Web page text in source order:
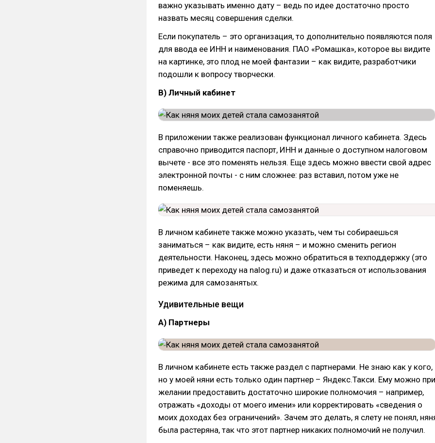
важно указывать именно дату – ведь по идее достаточно просто
назвать месяц совершения сделки.
Если покупатель – это организация, то дополнительно появляются поля
для ввода ее ИНН и наименования. ПАО «Ромашка», которое вы видите
на картинке, это плод не моей фантазии – как видите, разработчики
подошли к вопросу творчески.
В) Личный кабинет
В приложении также реализован функционал личного кабинета. Здесь
справочно приводится паспорт, ИНН и данные о доступном налоговом
вычете - все это поменять нельзя. Еще здесь можно ввести свой адрес
электронной почты - с ним сложнее: раз вставил, потом уже не
поменяешь.
В личном кабинете также можно указать, чем ты собираешься
заниматься – как видите, есть няня – и можно сменить регион
деятельности. Наконец, здесь можно обратиться в техподдержку (это
приведет к переходу на nalog.ru) и даже отказаться от использования
режима для самозанятых.
Удивительные вещи
А) Партнеры
В личном кабинете есть также раздел с партнерами. Не знаю как у кого,
но у моей няни есть только один партнер – Яндекс.Такси. Ему можно при
желании предоставить достаточно широкие полномочия – например,
отражать «доходы от моего имени» или корректировать «сведения о
моих доходах без ограничений». Зачем это делать, я слету не понял,
была растеряна, так что этот партнер никаких полномочий не получил.